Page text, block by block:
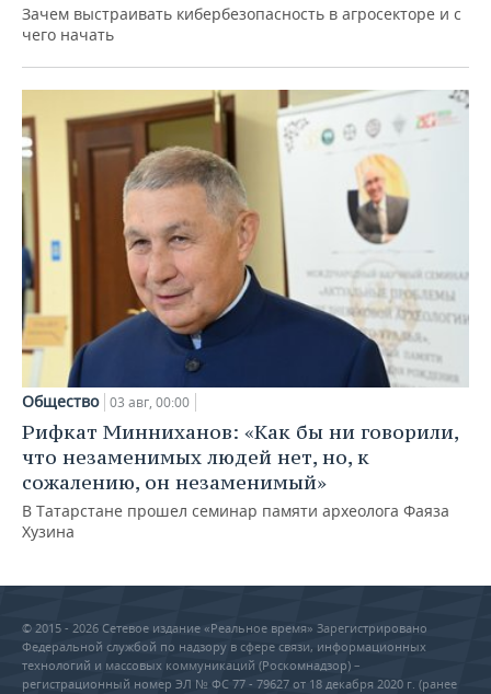
Зачем выстраивать кибербезопасность в агросекторе и с
чего начать
Общество 03 авг, 00:00
Рифкат Минниханов: «Как бы ни говорили,
что незаменимых людей нет, но, к
сожалению, он незаменимый»
В Татарстане прошел семинар памяти археолога Фаяза
Хузина
© 2015 - 2026 Сетевое издание «Реальное время» Зарегистрировано
Федеральной службой по надзору в сфере связи, информационных
технологий и массовых коммуникаций (Роскомнадзор) –
регистрационный номер ЭЛ № ФС 77 - 79627 от 18 декабря 2020 г. (ранее